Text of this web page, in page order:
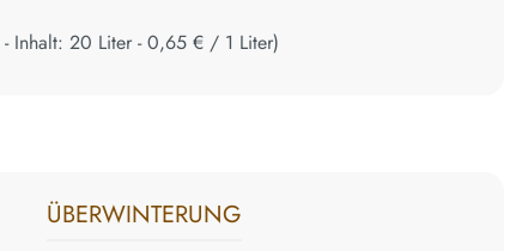
- Inhalt: 20 Liter -0,65 € / 1 Liter)
ÜBERWINTERUNG